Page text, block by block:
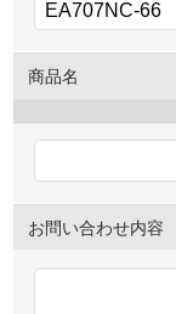
商品名
お問い合わせ内容